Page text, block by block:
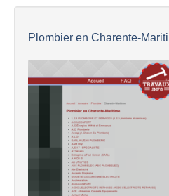
Plombier en Charente-